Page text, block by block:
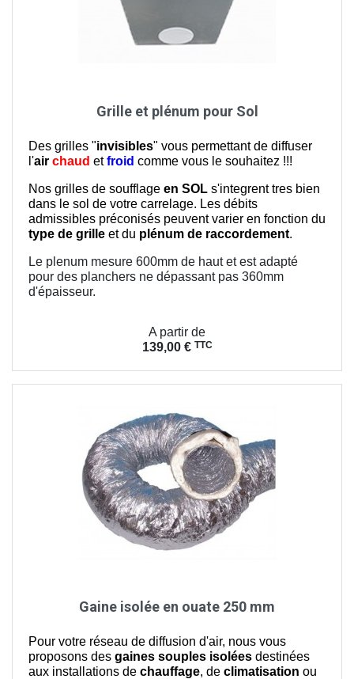
Grille et plénum pour Sol
Des grilles "invisibles" vous permettant de diffuser
l'air chaud etfroid comme vous le souhaitez !!!
Nos grilles de soufflage en SOL s'integrent tres bien
dans le sol de votre carrelage. Les débits
admissibles préconisés peuvent varier en fonction du
type de grille et du plénum de raccordement.
Le plenum mesure 600mm de haut et est adapté
pour des planchers ne dépassant pas 360mm
d'épaisseur.
A partir de
139,00 € TTC
Gaine isolée en ouate 250 mm
Pour votre réseau de diffusion d'air, nous vous
proposons des gaines souples isolées destinées
aux installations de chauffage, de climatisation ou